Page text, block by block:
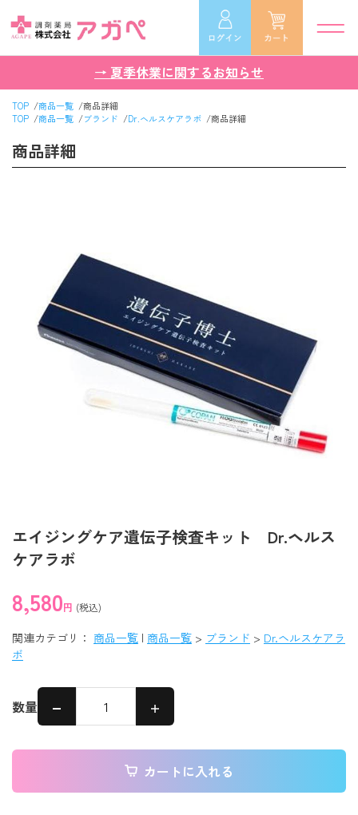
→ 夏季休業に関するお知らせ
TOP 商品一覧
商品詳細
TOP
商品一覧 ブランド Dr.ヘルスケアラボ 商品詳細
商品詳細
エイジングケア遺伝子検査キット Dr.ヘルス
ケアラボ
8,580円 (税込)
関連カテゴリ： 商品一覧 | 商品一覧 > ブランド > Dr.ヘルスケアラ
ボ
数量
カートに入れる